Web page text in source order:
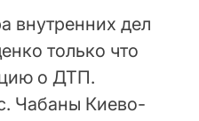
внутренних дел
только что
о ДТП.
Чабаны Киево-